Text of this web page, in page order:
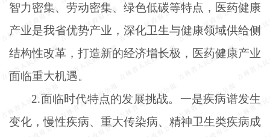
智力密集、劳动密集、绿色低碳等特点，医药健康
产业是我省优势产业，深化卫生与健康领域供给侧
结构性改革，打造新的经济增长极，医药健康产业
面临重大机遇。
2.面临时代特点的发展挑战。一是疾病谱发生
变化，慢性疾病、重大传染病、精神卫生类疾病成